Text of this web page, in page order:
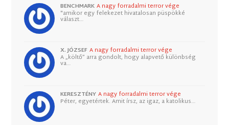
BENCHMARK A nagy forradalmi terror vége
"amikor egy felekezet hivatalosan püspökké
választ…
X. JÓZSEF A nagy forradalmi terror vége
A „költő” arra gondolt, hogy alapvető különbség
va…
KERESZTÉNY A nagy forradalmi terror vége
Péter, egyetértek. Amit írsz, az igaz, a katolikus…